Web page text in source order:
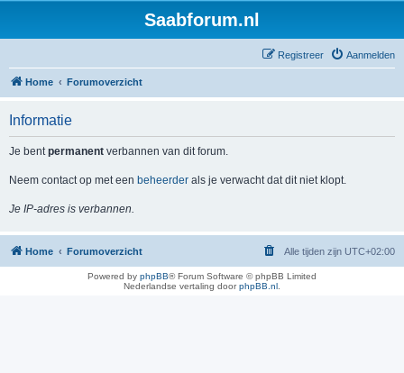
Saabforum.nl
Aanmelden
Registreer
Home Forumoverzicht
Informatie
Je bentpermanent verbannen van dit forum.
Neem contact op met een beheerder als je verwacht dat dit niet klopt.
Je IP-adres is verbannen.
Home Forumoverzicht Alle tijden zijn UTC+02:00
Powered by phpBB® Forum Software © phpBB Limited
Nederlandse vertaling doorphpBB.nl